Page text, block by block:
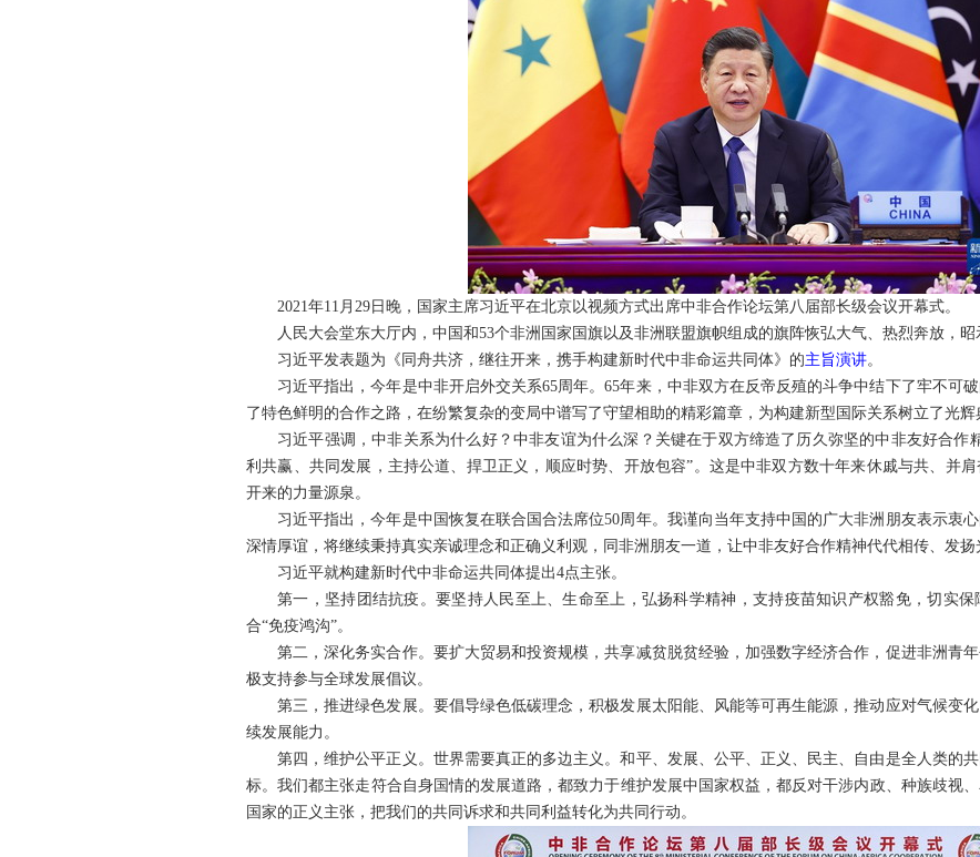
2021年11月29日晚，国家主席习近平在北京以视频方式出席中非合作论坛第八届部长级会议开幕式。
人民大会堂东大厅内，中国和53个非洲国家国旗以及非洲联盟旗帜组成的旗阵恢弘大气、热烈奔放，昭
习近平发表题为《同舟共济，继往开来，携手构建新时代中非命运共同体》的主旨演讲。
习近平指出，今年是中非开启外交关系65周年。65年来，中非双方在反帝反殖的斗争中结下了牢不可
了特色鲜明的合作之路，在纷繁复杂的变局中谱写了守望相助的精彩篇章，为构建新型国际关系树立了光辉
习近平强调，中非关系为什么好？中非友谊为什么深？关键在于双方缔造了历久弥坚的中非友好合作
利共赢、共同发展，主持公道、捍卫正义，顺应时势、开放包容”。这是中非双方数十年来休戚与共、并
开来的力量源泉。
习近平指出，今年是中国恢复在联合国合法席位50周年。我谨向当年支持中国的广大非洲朋友表示衷
深情厚谊，将继续秉持真实亲诚理念和正确义利观，同非洲朋友一道，让中非友好合作精神代代相传、发扬
习近平就构建新时代中非命运共同体提出4点主张。
第一，坚持团结抗疫。要坚持人民至上、生命至上，弘扬科学精神，支持疫苗知识产权豁免，切实
合“免疫鸿沟”。
第二，深化务实合作。要扩大贸易和投资规模，共享减贫脱贫经验，加强数字经济合作，促进非洲青
极支持参与全球发展倡议。
第三，推进绿色发展。要倡导绿色低碳理念，积极发展太阳能、风能等可再生能源，推动应对气候变
续发展能力。
第四，维护公平正义。世界需要真正的多边主义。和平、发展、公平、正义、民主、自由是全人类的
标。我们都主张走符合自身国情的发展道路，都致力于维护发展中国家权益，都反对干涉内政、种族歧视
国家的正义主张，把我们的共同诉求和共同利益转化为共同行动。